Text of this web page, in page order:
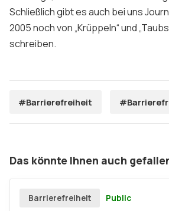
Schließlich gibt es auch bei uns
2005 noch von „Krüppeln“ und
schreiben.
#Barrierefreiheit
Das könnte Ihnen auch
Barrierefreiheit Public